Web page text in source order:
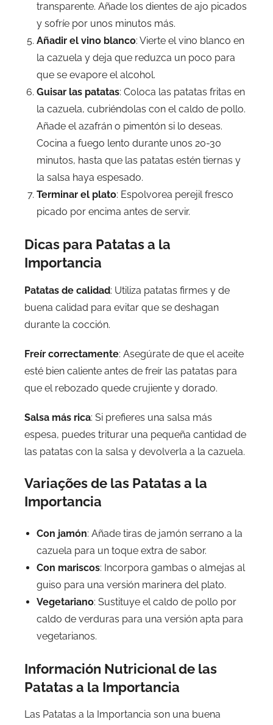
transparente. Añade los dientes de ajo picados
y sofríe por unos minutos más.
Añadir el vino blanco: Vierte el vino blanco en
la cazuela y deja que reduzca un poco para
que se evapore el alcohol.
Guisar las patatas: Coloca las patatas fritas en
la cazuela, cubriéndolas con el caldo de pollo.
Añade el azafrán o pimentón si lo deseas.
Cocina a fuego lento durante unos 20-30
minutos, hasta que las patatas estén tiernas y
la salsa haya espesado.
Terminar el plato: Espolvorea perejil fresco
picado por encima antes de servir.
Dicas para Patatas a la
Importancia
Patatas de calidad: Utiliza patatas firmes y de
buena calidad para evitar que se deshagan
durante la cocción.
Freír correctamente: Asegúrate de que el aceite
esté bien caliente antes de freír las patatas para
que el rebozado quede crujiente y dorado.
Salsa más rica: Si prefieres una salsa más
espesa, puedes triturar una pequeña cantidad de
las patatas con la salsa y devolverla a la cazuela.
Variações de las Patatas a la
Importancia
Con jamón: Añade tiras de jamón serrano a la
cazuela para un toque extra de sabor.
Con mariscos: Incorpora gambas o almejas al
guiso para una versión marinera del plato.
Vegetariano: Sustituye el caldo de pollo por
caldo de verduras para una versión apta para
vegetarianos.
Información Nutricional de las
Patatas a la Importancia
Las Patatas a la Importancia son una buena